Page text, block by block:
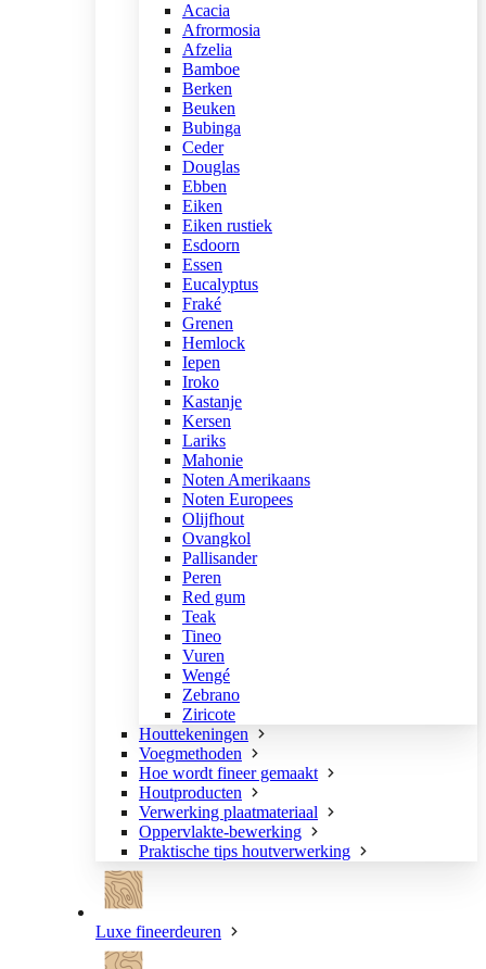
Acacia
Afrormosia
Afzelia
Bamboe
Berken
Beuken
Bubinga
Ceder
Douglas
Ebben
Eiken
Eiken rustiek
Esdoorn
Essen
Eucalyptus
Fraké
Grenen
Hemlock
Iepen
Iroko
Kastanje
Kersen
Lariks
Mahonie
Noten Amerikaans
Noten Europees
Olijfhout
Ovangkol
Pallisander
Peren
Red gum
Teak
Tineo
Vuren
Wengé
Zebrano
Ziricote
Houttekeningen
Voegmethoden
Hoe wordt fineer gemaakt
Houtproducten
Verwerking plaatmateriaal
Oppervlakte-bewerking
Praktische tips houtverwerking
Luxe fineerdeuren